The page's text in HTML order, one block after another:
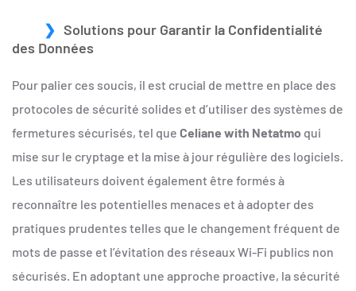
Solutions pour Garantir la Confidentialité
des Données
Pour palier ces soucis, il est crucial de mettre en place des
protocoles de sécurité solides et d’utiliser des systèmes de
fermetures sécurisés, tel que Celiane with Netatmo qui
mise sur le cryptage et la mise à jour régulière des logiciels.
Les utilisateurs doivent également être formés à
reconnaître les potentielles menaces et à adopter des
pratiques prudentes telles que le changement fréquent de
mots de passe et l’évitation des réseaux Wi-Fi publics non
sécurisés. En adoptant une approche proactive, la sécurité